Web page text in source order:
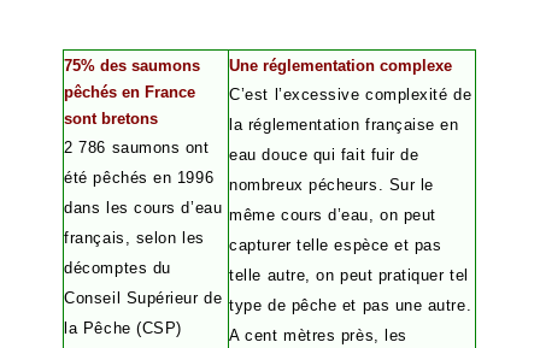
75% des saumons
pêchés en France
sont bretons
2 786 saumons ont
été pêchés en 1996
dans les cours d’eau
français, selon les
décomptes du
Conseil Supérieur de
la Pêche (CSP)
Une réglementation complexe
C’est l’excessive complexité de
la réglementation française en
eau douce qui fait fuir de
nombreux pécheurs. Sur le
même cours d’eau, on peut
capturer telle espèce et pas
telle autre, on peut pratiquer tel
type de pêche et pas une autre.
A cent mètres près, les